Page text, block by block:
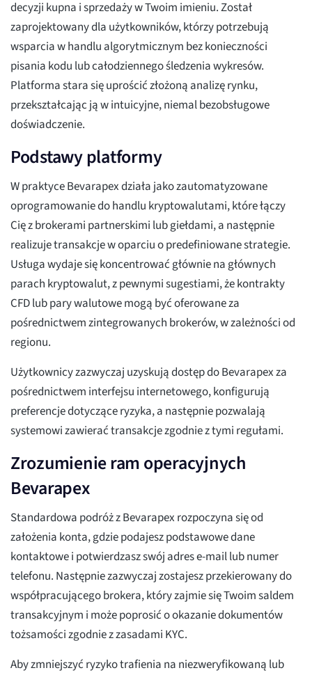
decyzji kupna i sprzedaży w Twoim imieniu. Został
zaprojektowany dla użytkowników, którzy potrzebują
wsparcia w handlu algorytmicznym bez konieczności
pisania kodu lub całodziennego śledzenia wykresów.
Platforma stara się uprościć złożoną analizę rynku,
przekształcając ją w intuicyjne, niemal bezobsługowe
doświadczenie.
Podstawy platformy
W praktyce Bevarapex działa jako zautomatyzowane
oprogramowanie do handlu kryptowalutami, które łączy
Cię z brokerami partnerskimi lub giełdami, a następnie
realizuje transakcje w oparciu o predefiniowane strategie.
Usługa wydaje się koncentrować głównie na głównych
parach kryptowalut, z pewnymi sugestiami, że kontrakty
CFD lub pary walutowe mogą być oferowane za
pośrednictwem zintegrowanych brokerów, w zależności od
regionu.
Użytkownicy zazwyczaj uzyskują dostęp do Bevarapex za
pośrednictwem interfejsu internetowego, konfigurują
preferencje dotyczące ryzyka, a następnie pozwalają
systemowi zawierać transakcje zgodnie z tymi regułami.
Zrozumienie ram operacyjnych
Bevarapex
Standardowa podróż z Bevarapex rozpoczyna się od
założenia konta, gdzie podajesz podstawowe dane
kontaktowe i potwierdzasz swój adres e-mail lub numer
telefonu. Następnie zazwyczaj zostajesz przekierowany do
współpracującego brokera, który zajmie się Twoim saldem
transakcyjnym i może poprosić o okazanie dokumentów
tożsamości zgodnie z zasadami KYC.
Aby zmniejszyć ryzyko trafienia na niezweryfikowaną lub